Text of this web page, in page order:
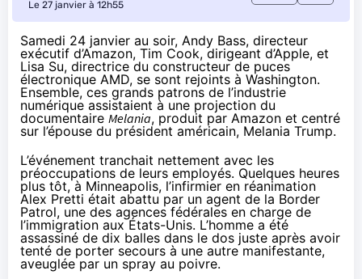
Le 27 janvier à 12h55
Samedi 24 janvier au soir, Andy Bass, directeur
exécutif d’Amazon, Tim Cook, dirigeant d’Apple, et
Lisa Su, directrice du constructeur de puces
électronique AMD, se sont rejoints à Washington.
Ensemble, ces grands patrons de l’industrie
numérique assistaient à une projection du
documentaire Melania, produit par Amazon et centré
sur l’épouse du président américain, Melania Trump.
L’événement tranchait nettement avec les
préoccupations de leurs employés. Quelques heures
plus tôt, à Minneapolis, l’infirmier en réanimation
Alex Pretti était abattu par un agent de la Border
Patrol, une des agences fédérales en charge de
l’immigration aux États-Unis. L’homme a été
assassiné de dix balles dans le dos juste après avoir
tenté de porter secours à une autre manifestante,
aveuglée par un spray au poivre.